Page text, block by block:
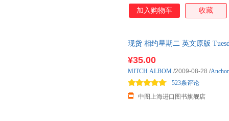
加入购物车 收藏
现货 相约星期二 英文原版
¥35.00
中图上海进口图书旗舰店
523条评论
MITCH ALBOM /2009-08-28 /